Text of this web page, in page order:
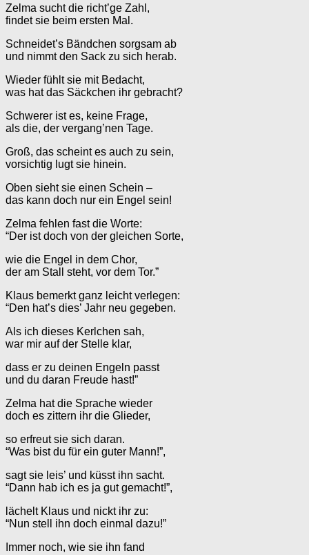
Zelma sucht die richt’ge Zahl,
findet sie beim ersten Mal.
Schneidet’s Bändchen sorgsam ab
und nimmt den Sack zu sich herab.
Wieder fühlt sie mit Bedacht,
was hat das Säckchen ihr gebracht?
Schwerer ist es, keine Frage,
als die, der vergang’nen Tage.
Groß, das scheint es auch zu sein,
vorsichtig lugt sie hinein.
Oben sieht sie einen Schein –
das kann doch nur ein Engel sein!
Zelma fehlen fast die Worte:
“Der ist doch von der gleichen Sorte,
wie die Engel in dem Chor,
der am Stall steht, vor dem Tor.”
Klaus bemerkt ganz leicht verlegen:
“Den hat’s dies’ Jahr neu gegeben.
Als ich dieses Kerlchen sah,
war mir auf der Stelle klar,
dass er zu deinen Engeln passt
und du daran Freude hast!”
Zelma hat die Sprache wieder
doch es zittern ihr die Glieder,
so erfreut sie sich daran.
“Was bist du für ein guter Mann!”,
sagt sie leis’ und küsst ihn sacht.
“Dann hab ich es ja gut gemacht!”,
lächelt Klaus und nickt ihr zu:
“Nun stell ihn doch einmal dazu!”
Immer noch, wie sie ihn fand